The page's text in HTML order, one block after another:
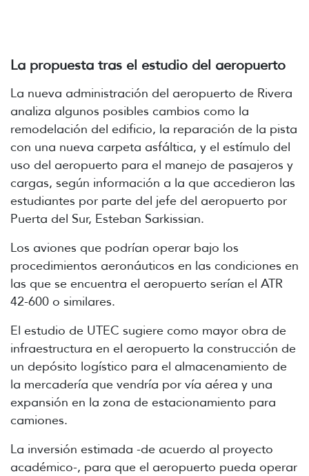
La propuesta tras el estudio del aeropuerto
La nueva administración del aeropuerto de Rivera
analiza algunos posibles cambios como la
remodelación del edificio, la reparación de la pista
con una nueva carpeta asfáltica, y el estímulo del
uso del aeropuerto para el manejo de pasajeros y
cargas, según información a la que accedieron las
estudiantes por parte del jefe del aeropuerto por
Puerta del Sur, Esteban Sarkissian.
Los aviones que podrían operar bajo los
procedimientos aeronáuticos en las condiciones en
las que se encuentra el aeropuerto serían el ATR
42-600 o similares.
El estudio de UTEC sugiere como mayor obra de
infraestructura en el aeropuerto la construcción de
un depósito logístico para el almacenamiento de
la mercadería que vendría por vía aérea y una
expansión en la zona de estacionamiento para
camiones.
La inversión estimada -de acuerdo al proyecto
académico-, para que el aeropuerto pueda operar